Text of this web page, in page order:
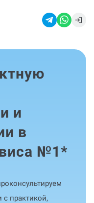
и
в
№1*
с практикой,